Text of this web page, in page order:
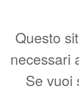
Questo
necessari
Se vuoi